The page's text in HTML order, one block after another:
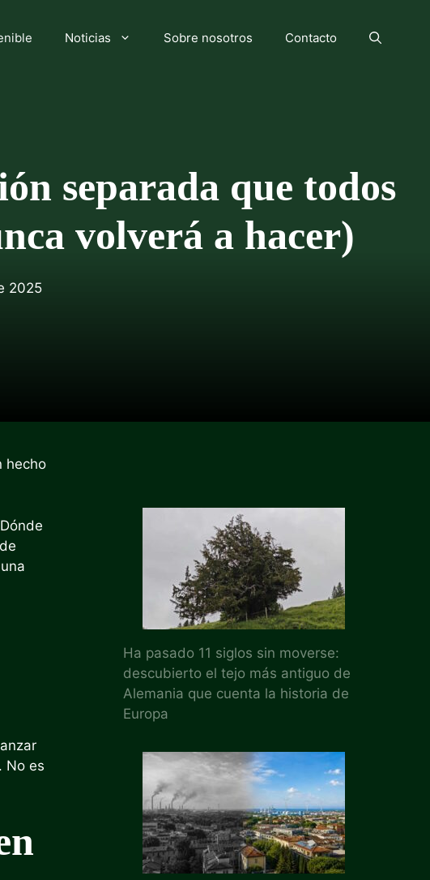
Noticias Sobre nosotros Contacto
separada que todos
volverá a hacer)
2025
hecho
No es
Ha pasado 11 siglos sin moverse:
descubierto el tejo más antiguo de
Alemania que cuenta la historia de
Europa